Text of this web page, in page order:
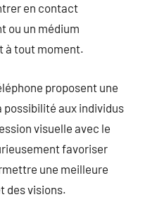
en contact
ou un médium
à tout moment.
proposent une
aux individus
visuelle avec le
favoriser
une meilleure
des visions.